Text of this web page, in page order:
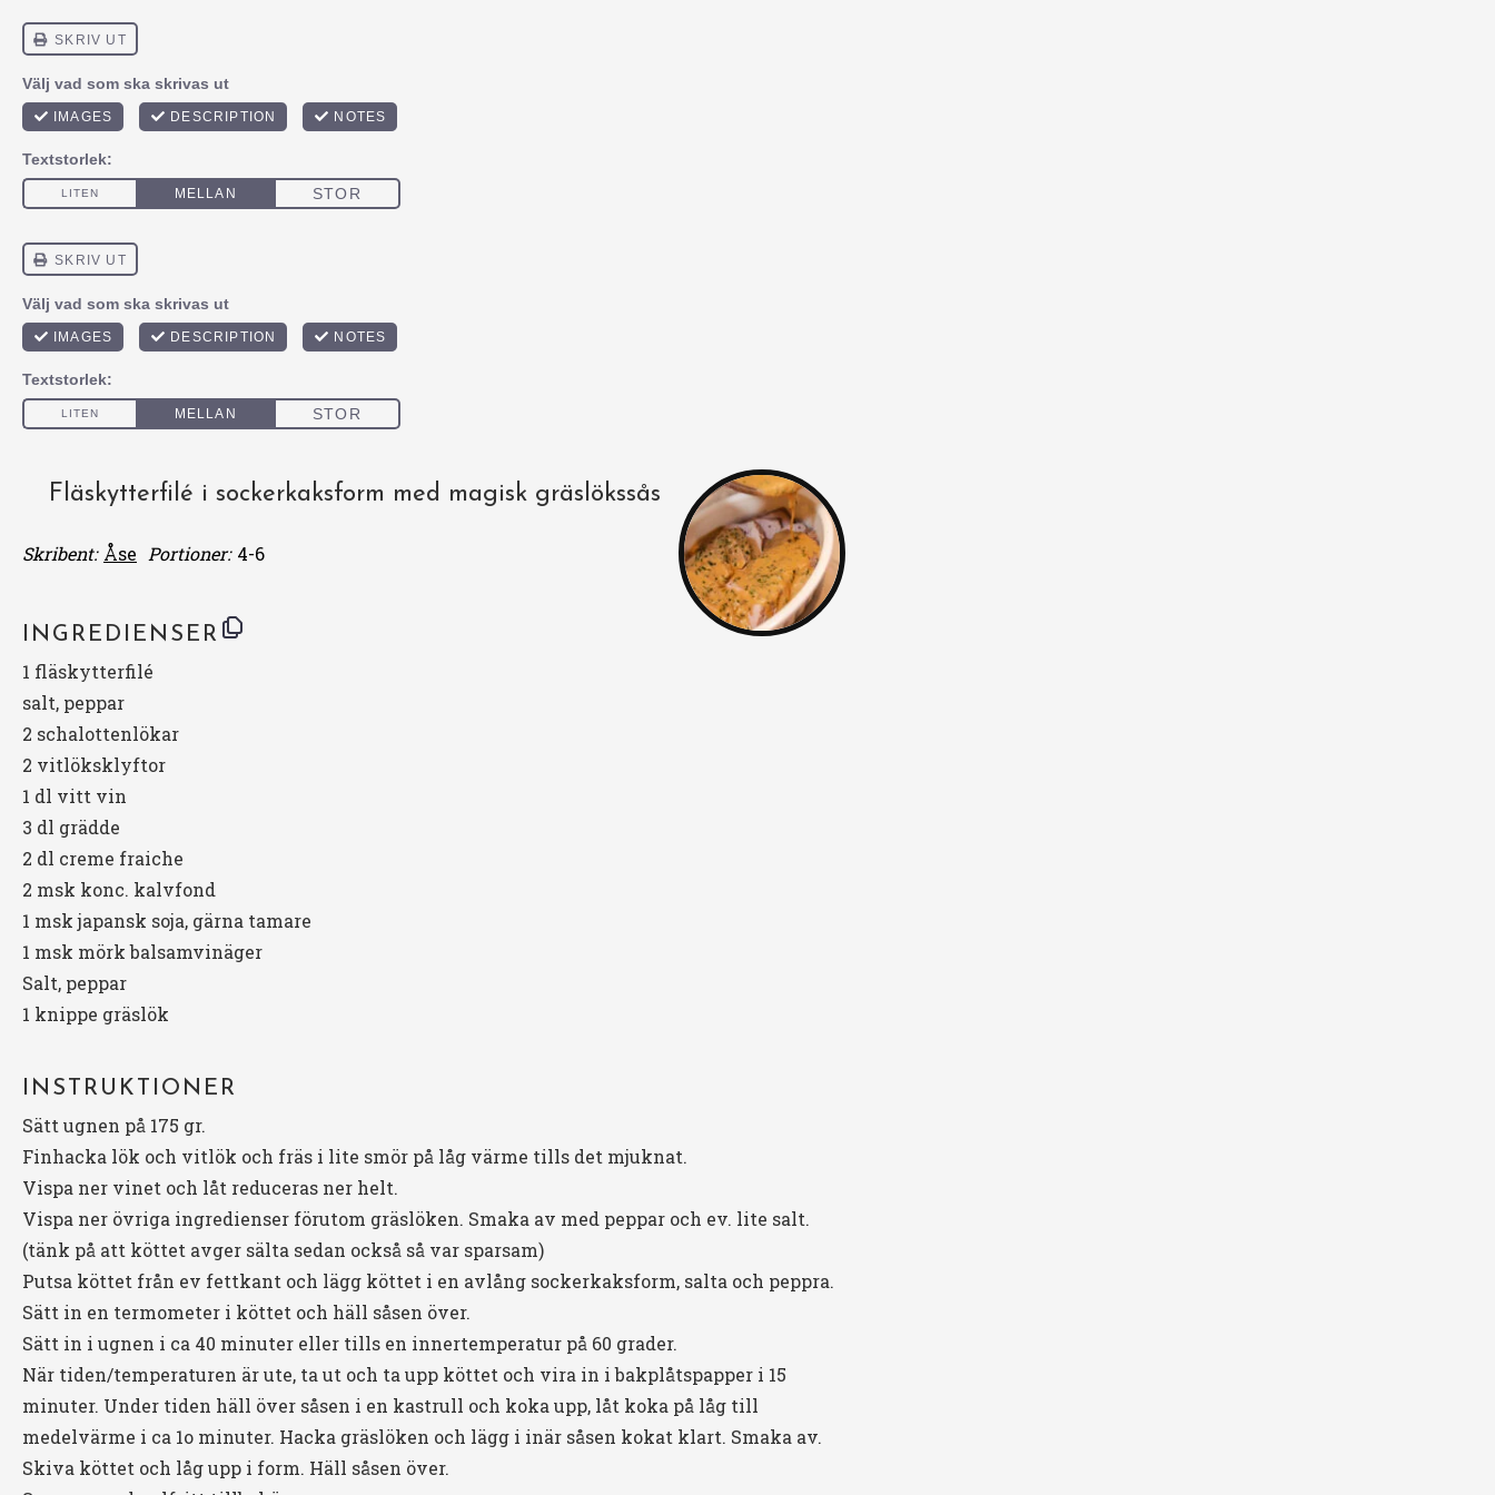
Fläskytterfilé i sockerkaksform med magisk gräslökssås
Skribent: Åse Portioner: 4-6
INGREDIENSER
1 fläskytterfilé
salt, peppar
2 schalottenlökar
2 vitlöksklyftor
1 dl vitt vin
3 dl grädde
2 dl creme fraiche
2 msk konc. kalvfond
1 msk japansk soja, gärna tamare
1 msk mörk balsamvinäger
Salt, peppar
1 knippe gräslök
INSTRUKTIONER
Sätt ugnen på 175 gr.
Finhacka lök och vitlök och fräs i lite smör på låg värme tills det mjuknat.
Vispa ner vinet och låt reduceras ner helt.
Vispa ner övriga ingredienser förutom gräslöken. Smaka av med peppar och ev. lite salt.
(tänk på att köttet avger sälta sedan också så var sparsam)
Putsa köttet från ev fettkant och lägg köttet i en avlång sockerkaksform, salta och peppra.
Sätt in en termometer i köttet och häll såsen över.
Sätt in i ugnen i ca 40 minuter eller tills en innertemperatur på 60 grader.
När tiden/temperaturen är ute, ta ut och ta upp köttet och vira in i bakplåtspapper i 15
minuter. Under tiden häll över såsen i en kastrull och koka upp, låt koka på låg till
medelvärme i ca 1o minuter. Hacka gräslöken och lägg i inär såsen kokat klart. Smaka av.
Skiva köttet och låg upp i form. Häll såsen över.